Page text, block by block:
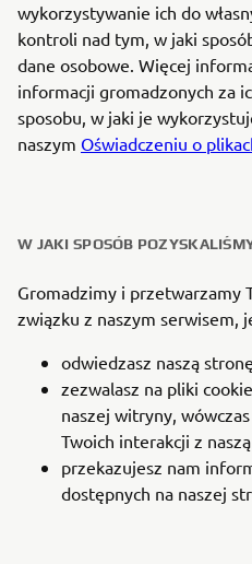
wykorzystywanie ich do
kontroli nad tym, w jaki
dane osobowe. Więcej
informacji gromadzonych za
sposobu, w jaki je
naszym Oświadczeniu o
W JAKI SPOSÓB
Gromadzimy i przetwarzamy
związku z naszym serwisem,
odwiedzasz naszą
zezwalasz na pliki
naszej witryny,
Twoich interakcji z
przekazujesz nam
dostępnych na naszej